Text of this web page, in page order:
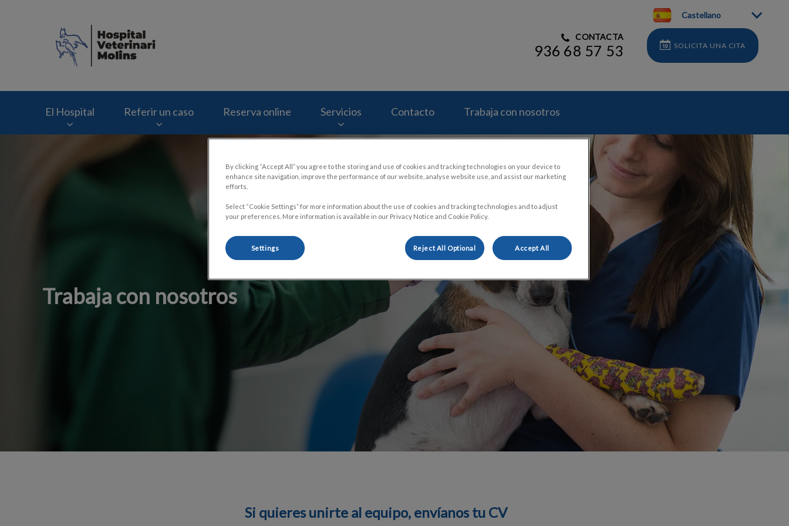
Castellano
CONTACTA
936 68 57 53 SOLICITA UNA CITA
El Hospital Referir un caso Reserva online Servicios Contacto Trabaja con nosotros
Trabaja con nosotros
Si quieres unirte al equipo, envíanos tu CV
By clicking “Accept All” you agree to the storing and use of cookies and tracking technologies on your device to
enhance site navigation, improve the performance of our website, analyse website use, and assist our marketing
efforts.
Select “Cookie Settings” for more information about the use of cookies and tracking technologies and to adjust
your preferences. More information is available in our Privacy Notice and Cookie Policy.
Settings Reject All Optional Accept All